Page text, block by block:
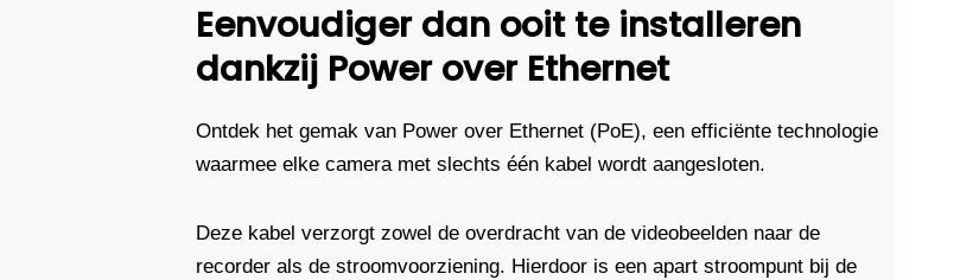
Eenvoudiger dan ooit te installeren
dankzij Power over Ethernet
Ontdek het gemak van Power over Ethernet (PoE), een efficiënte technologie
waarmee elke camera met slechts één kabel wordt aangesloten.
Deze kabel verzorgt zowel de overdracht van de videobeelden naar de
recorder als de stroomvoorziening. Hierdoor is een apart stroompunt bij de